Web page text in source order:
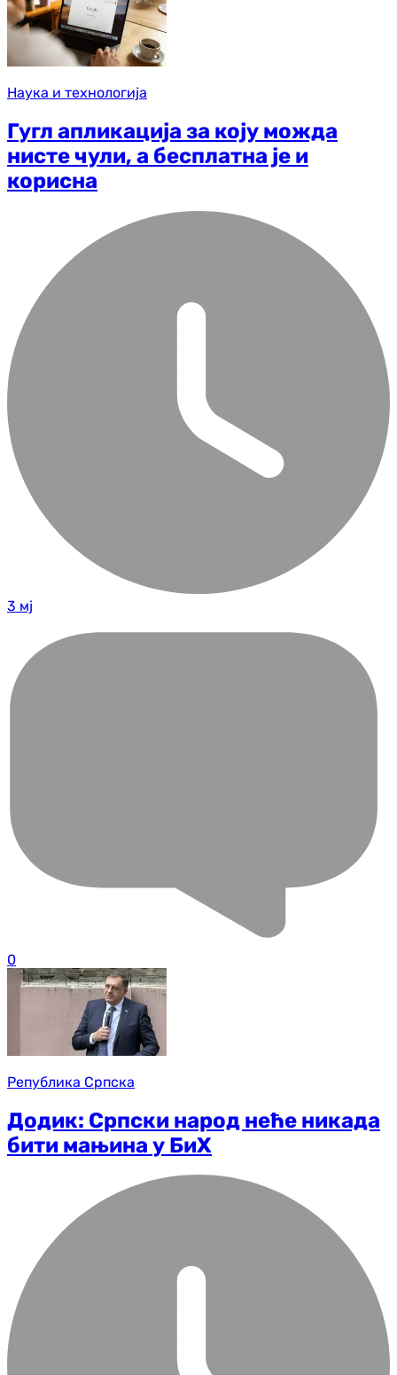
Наука и технологија
Гугл апликација за коју можда
нисте чули, а бесплатна је и
корисна
3 мј
0
Република Српска
Додик: Српски народ неће никада
бити мањина у БиХ